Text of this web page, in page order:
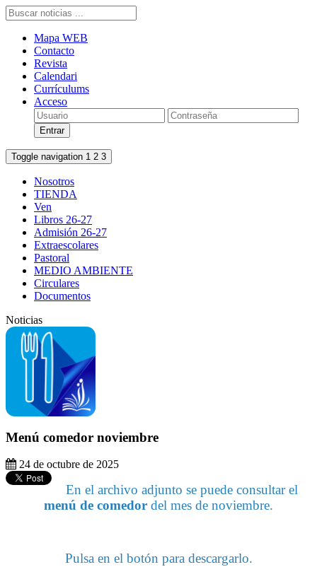
Mapa WEB
Contacto
Revista
Calendari
Currículums
Acceso
Toggle navigation 1 2 3
Nosotros
TIENDA
Ven
Libros 26-27
Admisión 26-27
Extraescolares
Pastoral
MEDIO AMBIENTE
Circulares
Documentos
Noticias
Menú comedor noviembre
24 de octubre de 2025
En el archivo adjunto se puede consultar el
menú de comedor del mes de noviembre.
Pulsa en el botón para descargarlo.